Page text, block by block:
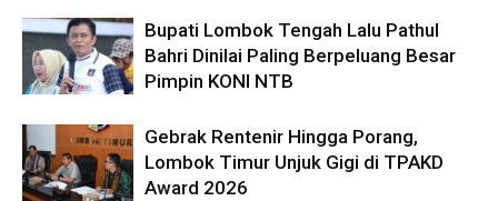
Bupati Lombok Tengah Lalu Pathul
Bahri Dinilai Paling Berpeluang Besar
Pimpin KONI NTB
Gebrak Rentenir Hingga Porang,
Lombok Timur Unjuk Gigi di TPAKD
Award 2026